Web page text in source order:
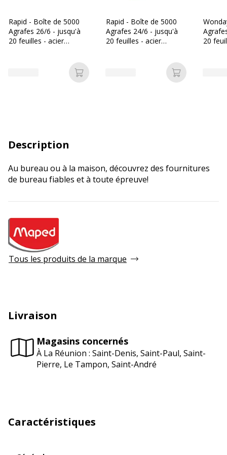
Rapid - Boîte de 5000
Agrafes 26/6 - jusqu'à
20 feuilles - acier
Ajouter au panier
Rapid - Boîte de 5000
Agrafes 24/6 - jusqu'à
20 feuilles - acier
Ajouter au
20
Description
Au bureau ou à la maison, découvrez des fournitures
de bureau fiables et à toute épreuve!
Tous les produits de la marque
Livraison
Magasins concernés
À La Réunion : Saint-Denis, Saint-Paul, Saint-
Pierre, Le Tampon, Saint-André
Caractéristiques